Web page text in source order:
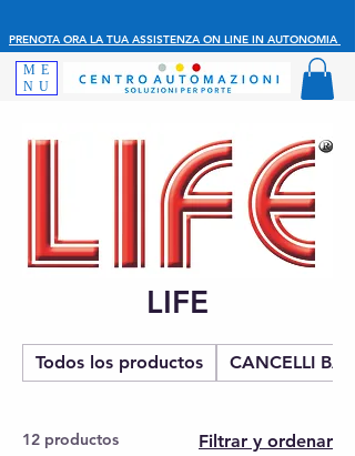
PRENOTA ORA LA TUA ASSISTENZA ON LINE IN AUTONOMIA
ME
NU
LIFE
Todos los productos CANCELLI
12 productos Filtrar y ordenar